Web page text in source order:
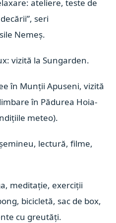
ateliere, teste de
seri
Nemeș.
vizită la Sungarden.
în Munții Apuseni, vizită
în Pădurea Hoia-
meteo).
lectură, filme,
meditație, exerciții
bicicletă, sac de box,
cu greutăți.